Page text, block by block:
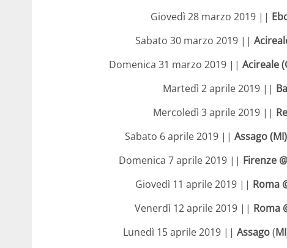
Giovedì 28 marzo 2019 ||
Sabato 30 marzo 2019 ||
Domenica 31 marzo 2019 || Acireale
Martedì 2 aprile 2019 ||
Mercoledì 3 aprile 2019 ||
Sabato 6 aprile 2019 ||Assago
Domenica 7 aprile 2019 || Firenze
Giovedì 11 aprile 2019 || Roma
Venerdì 12 aprile 2019 || Roma
Lunedì 15 aprile 2019 || Assago(